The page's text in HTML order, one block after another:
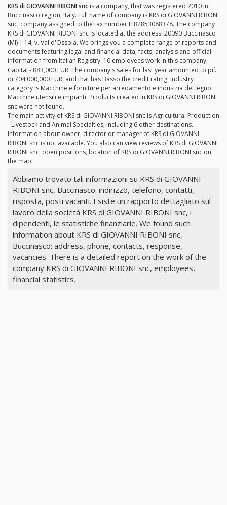
KRS di GIOVANNI RIBONI snc is a company, that was registered 2010 in
Buccinasco region, Italy. Full name of company is KRS di GIOVANNI RIBONI
snc, company assigned to the tax number IT82853088378. The company
KRS di GIOVANNI RIBONI snc is located at the address: 20090 Buccinasco
(MI) | 14, v. Val d'Ossola. We brings you a complete range of reports and
documents featuring legal and financial data, facts, analysis and official
information from Italian Registry. 10 employees work in this company.
Capital - 883,000 EUR. The company's sales for last year amounted to più
di 704,000,000 EUR, and that has Basso the credit rating. Industry
category is Macchine e forniture per arredamento e industria del legno.
Macchine utensili e impianti. Products created in KRS di GIOVANNI RIBONI
snc were not found.
The main activity of KRS di GIOVANNI RIBONI snc is Agricultural Production
- Livestock and Animal Specialties, including 6 other destinations.
Information about owner, director or manager of KRS di GIOVANNI
RIBONI snc is not available. You also can view reviews of KRS di GIOVANNI
RIBONI snc, open positions, location of KRS di GIOVANNI RIBONI snc on
the map.
Abbiamo trovato tali informazioni su KRS di GIOVANNI
RIBONI snc, Buccinasco: indirizzo, telefono, contatti,
risposta, posti vacanti. Esiste un rapporto dettagliato sul
lavoro della società KRS di GIOVANNI RIBONI snc, i
dipendenti, le statistiche finanziarie. We found such
information about KRS di GIOVANNI RIBONI snc,
Buccinasco: address, phone, contacts, response,
vacancies. There is a detailed report on the work of the
company KRS di GIOVANNI RIBONI snc, employees,
financial statistics.